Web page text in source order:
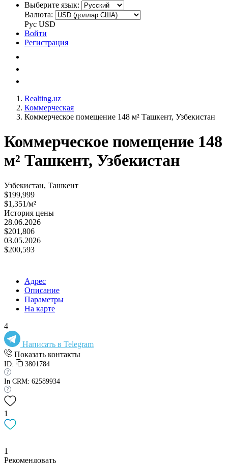
Выберите язык:
Валюта:
Рус USD
Войти
Регистрация
Realting.uz
Коммерческая
Коммерческое помещение 148 м² Ташкент, Узбекистан
Коммерческое помещение 148
м² Ташкент, Узбекистан
Узбекистан, Ташкент
$199,999
$1,351/м²
История цены
28.06.2026
$201,806
03.05.2026
$200,593
Адрес
Описание
Параметры
На карте
4
Написать в Telegram
Показать контакты
ID: 3801784
In CRM: 62589934
1
1
Рекомендовать